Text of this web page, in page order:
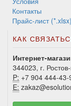
Контакты
Прайс-лист (*.xlsx)
КАК
Интернет-
344023, г.
P: +7 904 444-
E: